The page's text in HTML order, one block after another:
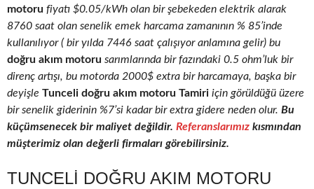
motoru fiyatı $0.05/kWh olan bir şebekeden elektrik alarak
8760 saat olan senelik emek harcama zamanının % 85’inde
kullanılıyor ( bir yılda 7446 saat çalışıyor anlamına gelir) bu
doğru akım motoru sarımlarında bir fazındaki 0.5 ohm’luk bir
direnç artışı, bu motorda 2000$ extra bir harcamaya, başka bir
deyişle Tunceli doğru akım motoru Tamiri için görüldüğü üzere
bir senelik giderinin %7’si kadar bir extra gidere neden olur. Bu
küçümsenecek bir maliyet değildir. Referanslarımız kısmından
müşterimiz olan değerli firmaları görebilirsiniz.
TUNCELI DOĞRU AKIM MOTORU